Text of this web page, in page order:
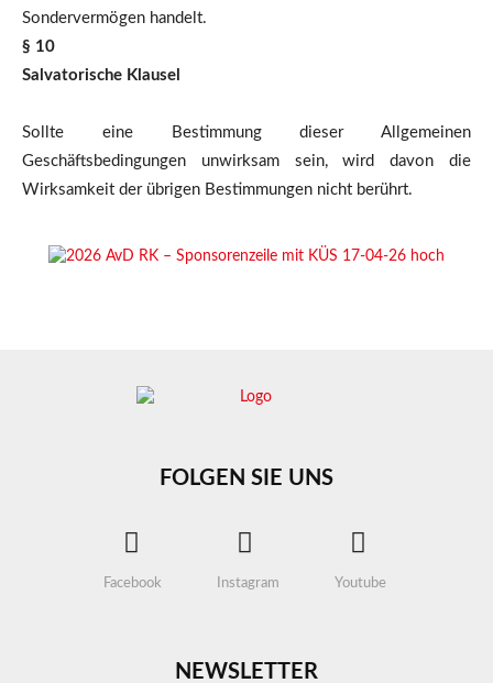
Sondervermögen handelt.
§ 10
Salvatorische Klausel
Sollte eine Bestimmung dieser Allgemeinen
Geschäftsbedingungen unwirksam sein, wird davon die
Wirksamkeit der übrigen Bestimmungen nicht berührt.
FOLGEN SIE UNS
Facebook Instagram Youtube
NEWSLETTER